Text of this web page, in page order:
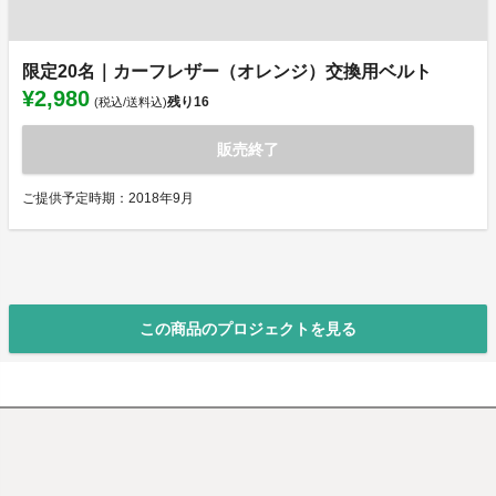
限定20名｜カーフレザー（オレンジ）交換用ベルト
¥2,980 (税込/送料込)残り16
販売終了
ご提供予定時期：2018年9月
この商品のプロジェクトを見る